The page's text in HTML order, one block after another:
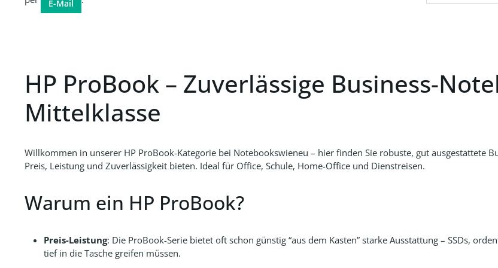
E-Mail
HP ProBook – Zuverlässige Business-
Mittelklasse
Willkommen in unserer HP ProBook-Kategorie bei Notebookswieneu – hier finden Sie robuste, gut ausgestattete
Preis, Leistung und Zuverlässigkeit bieten. Ideal für Office, Schule, Home-Office und Dienstreisen.
Warum ein HP ProBook?
Preis-Leistung: Die ProBook-Serie bietet oft schon günstig “aus dem Kasten” starke Ausstattung – SSDs,
tief in die Tasche greifen müssen.